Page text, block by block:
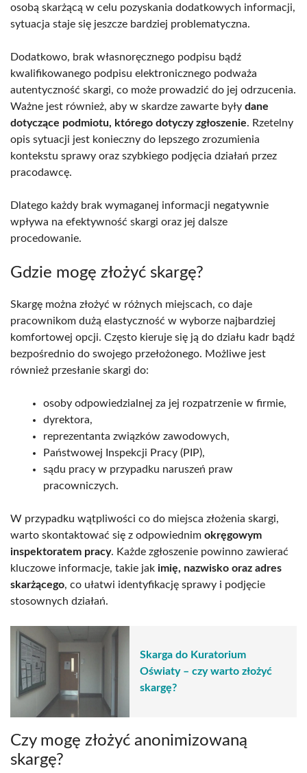
osobą skarżącą w celu pozyskania dodatkowych informacji,
sytuacja staje się jeszcze bardziej problematyczna.
Dodatkowo, brak własnoręcznego podpisu bądź
kwalifikowanego podpisu elektronicznego podważa
autentyczność skargi, co może prowadzić do jej odrzucenia.
Ważne jest również, aby w skardze zawarte były dane
dotyczące podmiotu, którego dotyczy zgłoszenie. Rzetelny
opis sytuacji jest konieczny do lepszego zrozumienia
kontekstu sprawy oraz szybkiego podjęcia działań przez
pracodawcę.
Dlatego każdy brak wymaganej informacji negatywnie
wpływa na efektywność skargi oraz jej dalsze
procedowanie.
Gdzie mogę złożyć skargę?
Skargę można złożyć w różnych miejscach, co daje
pracownikom dużą elastyczność w wyborze najbardziej
komfortowej opcji. Często kieruje się ją do działu kadr bądź
bezpośrednio do swojego przełożonego. Możliwe jest
również przesłanie skargi do:
osoby odpowiedzialnej za jej rozpatrzenie w firmie,
dyrektora,
reprezentanta związków zawodowych,
Państwowej Inspekcji Pracy (PIP),
sądu pracy w przypadku naruszeń praw
pracowniczych.
W przypadku wątpliwości co do miejsca złożenia skargi,
warto skontaktować się z odpowiednim okręgowym
inspektoratem pracy. Każde zgłoszenie powinno zawierać
kluczowe informacje, takie jak imię, nazwisko oraz adres
skarżącego, co ułatwi identyfikację sprawy i podjęcie
stosownych działań.
Skarga do Kuratorium
Oświaty – czy warto złożyć
skargę?
Czy mogę złożyć anonimizowaną
skargę?